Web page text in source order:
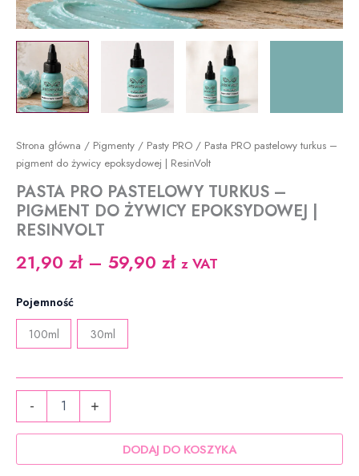
Strona główna / Pigmenty / Pasty PRO / Pasta PRO pastelowy turkus –
pigment do żywicy epoksydowej | ResinVolt
PASTA PRO PASTELOWY TURKUS –
PIGMENT DO ŻYWICY EPOKSYDOWEJ |
RESINVOLT
21,90 zł – 59,90 złZakres
do
z VAT
Pojemność
100ml 30ml
-
Pasta
turkus
+
DODAJ DO KOSZYKA